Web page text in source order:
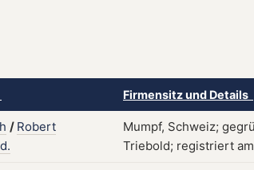
Firmensitz und Details
/ Robert
Mumpf, Schweiz;
Triebold; registriert am